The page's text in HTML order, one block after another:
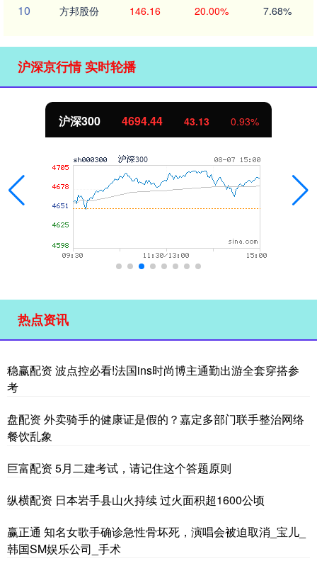
10 方邦股份 146.16 20.00% 7.68%
沪深京行情 实时轮播
沪深300 4694.44 43.13 0.93%
热点资讯
稳赢配资 波点控必看!法国ins时尚博主通勤出游全套穿搭参
考
盘配资 外卖骑手的健康证是假的？嘉定多部门联手整治网络
餐饮乱象
巨富配资 5月二建考试，请记住这个答题原则
纵横配资 日本岩手县山火持续 过火面积超1600公顷
赢正通 知名女歌手确诊急性骨坏死，演唱会被迫取消_宝儿_
韩国SM娱乐公司_手术